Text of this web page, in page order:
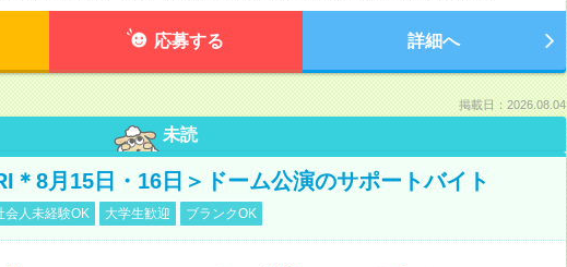
応募する 詳細へ
掲載日：2026.08.04
未読
＊8月15日・16日＞ドーム公演のサポートバイト
会人未経験OK 大学生歓迎 ブランクOK